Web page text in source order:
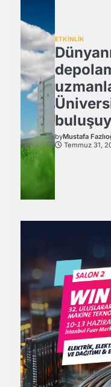
ETKİNLİK
byMustafa
Temmuz 31,